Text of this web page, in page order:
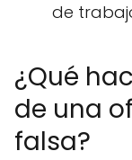
de
¿Qué
de una
falsa?